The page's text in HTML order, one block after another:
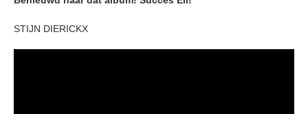
STIJN DIERICKX